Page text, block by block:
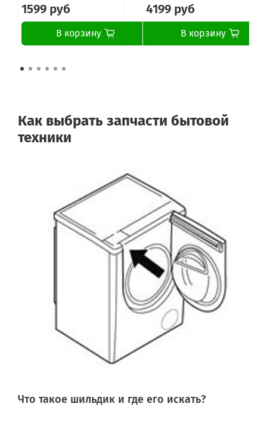
1599 руб
В корзину
4199 руб
В корзину
Как выбрать запчасти бытовой
техники
Что такое шильдик и где его искать?